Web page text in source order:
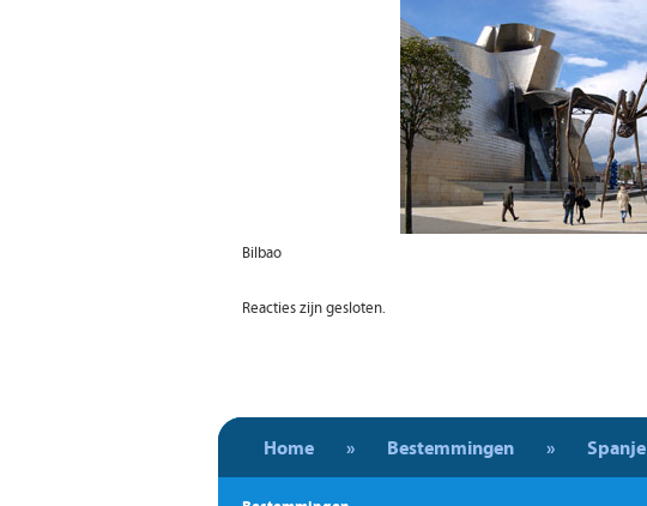
Bilbao
Reacties zijn gesloten.
Home » Bestemmingen » Spanje